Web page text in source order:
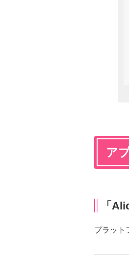
ア
「
プラット